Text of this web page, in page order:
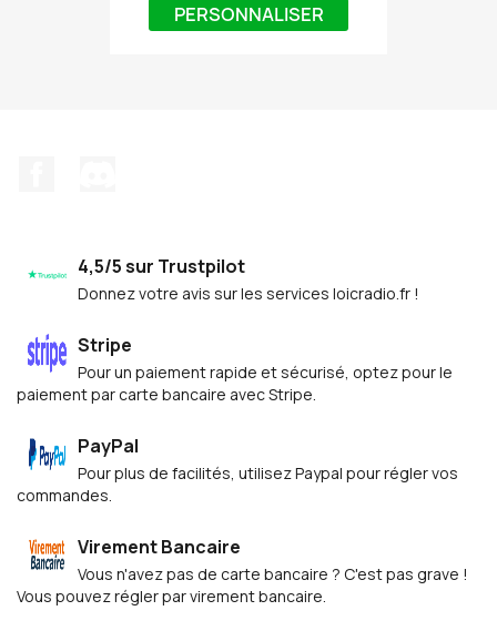
PERSONNALISER
4,5/5 sur Trustpilot
Donnez votre avis sur les services loicradio.fr !
Stripe
Pour un paiement rapide et sécurisé, optez pour le
paiement par carte bancaire avec Stripe.
PayPal
Pour plus de facilités, utilisez Paypal pour régler vos
commandes.
Virement Bancaire
Vous n'avez pas de carte bancaire ? C'est pas grave !
Vous pouvez régler par virement bancaire.